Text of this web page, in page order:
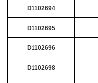
D1102694
D1102695
D1102696
D1102698